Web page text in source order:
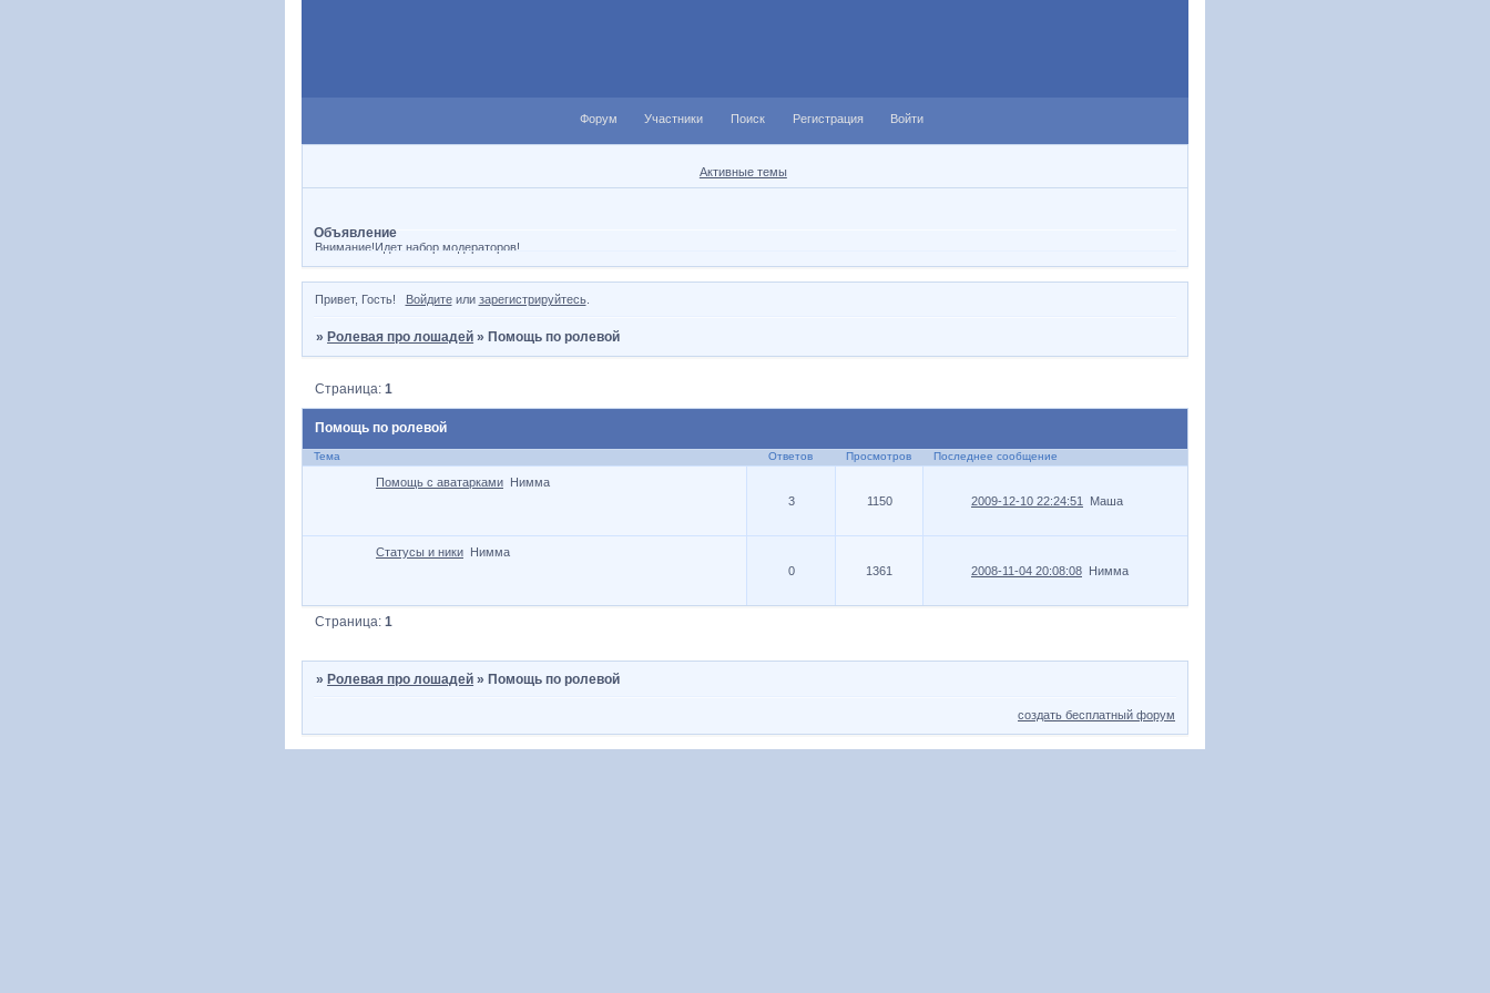
Форум Участники Поиск Регистрация Войти
Активные темы
Объявление
Внимание!Идет набор модераторов!
Привет, Гость! Войдитеили зарегистрируйтесь.
» Ролевая про лошадей » Помощь по ролевой
Помощь по ролевой
Страница:1
Тема Ответов Просмотров Последнее сообщение
Помощь с аватарками Нимма
3
1150 2009-12-10 22:24:51 Маша
Статусы и ники Нимма
0
1361 2008-11-04 20:08:08 Нимма
Страница:1
» Ролевая про лошадей » Помощь по ролевой
создать бесплатный форум